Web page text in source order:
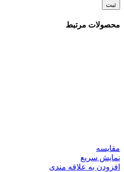
محصولات مرتبط
مقايسه
نمایش سریع
افزودن به علاقه مندی